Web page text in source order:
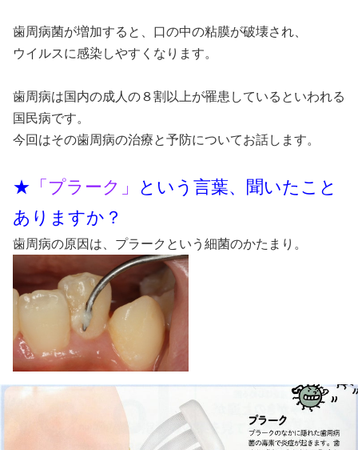
歯周病菌が増加すると、口の中の粘膜が破壊され、
ウイルスに感染しやすくなります。
歯周病は国内の成人の８割以上が罹患しているといわれる
国民病です。
今回はその歯周病の治療と予防についてお話します。
★ 「プラーク」
という言葉、聞いたこと
ありますか？
歯周病の原因は、プラークという細菌のかたまり。